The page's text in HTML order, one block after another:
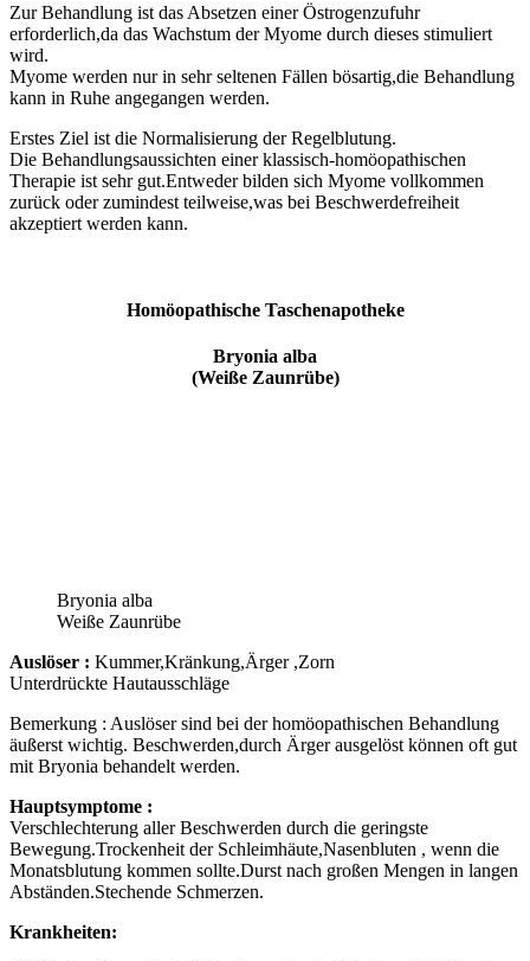
Zur Behandlung ist das Absetzen einer Östrogenzufuhr
erforderlich,da das Wachstum der Myome durch dieses stimuliert
wird.
Myome werden nur in sehr seltenen Fällen bösartig,die Behandlung
kann in Ruhe angegangen werden.
Erstes Ziel ist die Normalisierung der Regelblutung.
Die Behandlungsaussichten einer klassisch-homöopathischen
Therapie ist sehr gut.Entweder bilden sich Myome vollkommen
zurück oder zumindest teilweise,was bei Beschwerdefreiheit
akzeptiert werden kann.
Homöopathische Taschenapotheke
Bryonia alba
(Weiße Zaunrübe)
Bryonia alba
Weiße Zaunrübe
Auslöser : Kummer,Kränkung,Ärger ,Zorn
Unterdrückte Hautausschläge
Bemerkung : Auslöser sind bei der homöopathischen Behandlung
äußerst wichtig. Beschwerden,durch Ärger ausgelöst können oft gut
mit Bryonia behandelt werden.
Hauptsymptome :
Verschlechterung aller Beschwerden durch die geringste
Bewegung.Trockenheit der Schleimhäute,Nasenbluten , wenn die
Monatsblutung kommen sollte.Durst nach großen Mengen in langen
Abständen.Stechende Schmerzen.
Krankheiten: